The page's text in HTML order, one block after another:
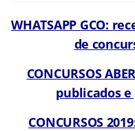
WHATSAPP GCO:
de
CONCURSOS
publicados
CONCURSOS